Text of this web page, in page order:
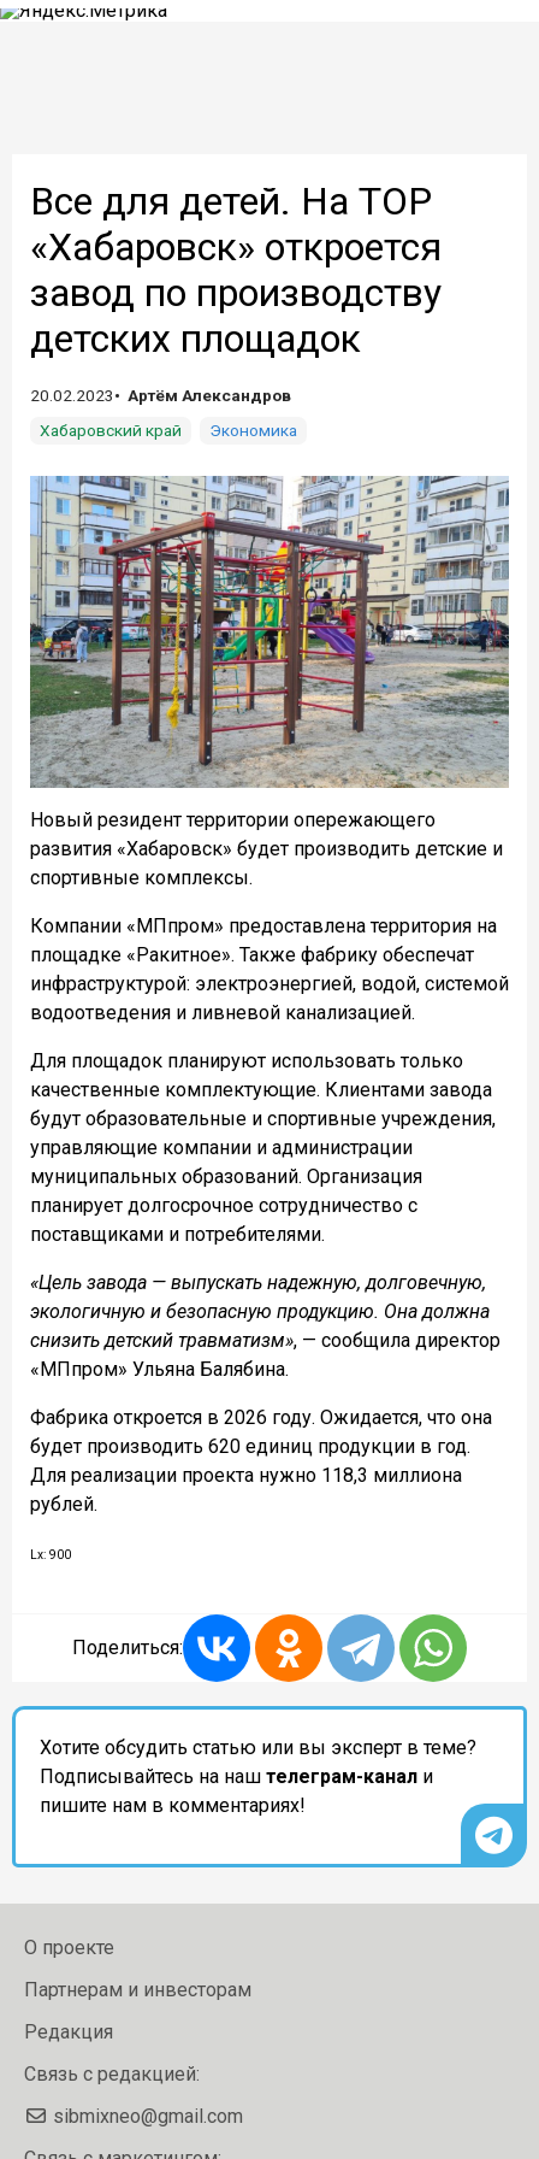
Все для детей. На ТОР
«Хабаровск» откроется
завод по производству
детских площадок
20.02.2023
Артём Александров
Хабаровский край
Экономика
Новый резидент территории опережающего
развития «Хабаровск» будет производить детские и
спортивные комплексы.
Компании «МПпром» предоставлена территория на
площадке «Ракитное». Также фабрику обеспечат
инфраструктурой: электроэнергией, водой, системой
водоотведения и ливневой канализацией.
Для площадок планируют использовать только
качественные комплектующие. Клиентами завода
будут образовательные и спортивные учреждения,
управляющие компании и администрации
муниципальных образований. Организация
планирует долгосрочное сотрудничество с
поставщиками и потребителями.
«Цель завода — выпускать надежную, долговечную,
экологичную и безопасную продукцию. Она должна
снизить детский травматизм», — сообщила директор
«МПпром» Ульяна Балябина.
Фабрика откроется в 2026 году. Ожидается, что она
будет производить 620 единиц продукции в год.
Для реализации проекта нужно 118,3 миллиона
рублей.
Lx: 900
Поделиться:
Хотите обсудить статью или вы эксперт в теме?
Подписывайтесь на наш телеграм-канал и
пишите нам в комментариях!
О проекте
Партнерам и инвесторам
Редакция
Связь с редакцией:
sibmixneo@gmail.com